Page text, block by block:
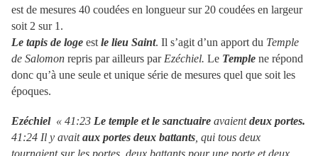
est de mesures 40 coudées en longueur sur 20 coudées en largeur
soit 2 sur 1.
Le tapis de loge est le lieu Saint. Il s’agit d’un apport du Temple
de Salomon repris par ailleurs par Ezéchiel. Le Temple ne répond
donc qu’à une seule et unique série de mesures quel que soit les
époques.
Ezéchiel « 41:23 Le temple et le sanctuaire avaientdeux portes.
41:24 Il y avaitaux portes deux battants , qui tous deux
tournaient sur les portes, deux battants pour une porte et deux